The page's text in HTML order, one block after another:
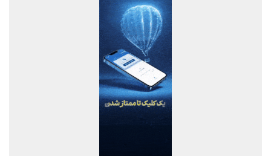
هرمزگان، جایگزین نمونه خارجی
تودیع و معارفه عضو هیات مدیره ایمپاسکو برگزار شد
رییس هیات مدیره ایمپاسکو: نمی‌توان از فعال‌شدن یک گسل مشخص
اخذ اسناد تك‌برگی گامی مؤثر در تثبیت مالكیت و صیانت از
سرمایه‌های ذوب آهن اصفهان
گامی در مسیر تقویت تاب‌آوری سایبری و پایداری کسب‌وکار در صنعت